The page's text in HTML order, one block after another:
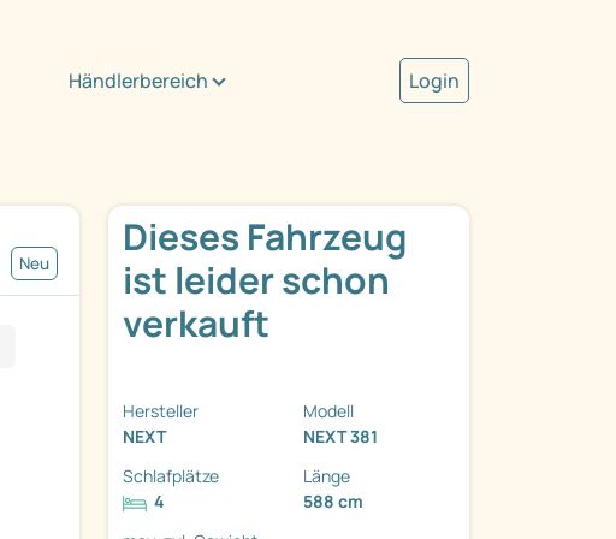
Händlerbereich Login
Neu
Dieses Fahrzeug
ist leider schon
verkauft
Hersteller
NEXT
Modell
NEXT 381
Schlafplätze
4
Länge
588 cm